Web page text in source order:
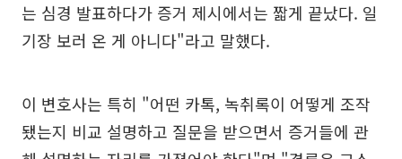
는 심경 발표하다가 증거 제시에서는 짧게 끝났다. 일
기장 보러 온 게 아니다"라고 말했다.
이 변호사는 특히 "어떤 카톡, 녹취록이 어떻게 조작
됐는지 비교 설명하고 질문을 받으면서 증거들에 관